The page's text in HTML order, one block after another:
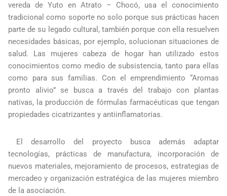
vereda de Yuto en Atrato – Chocó, usa el conocimiento
tradicional como soporte no solo porque sus prácticas hacen
parte de su legado cultural, también porque con ella resuelven
necesidades básicas, por ejemplo, solucionan situaciones de
salud. Las mujeres cabeza de hogar han utilizado estos
conocimientos como medio de subsistencia, tanto para ellas
como para sus familias. Con el emprendimiento “Aromas
pronto alivio” se busca a través del trabajo con plantas
nativas, la producción de fórmulas farmacéuticas que tengan
propiedades cicatrizantes y antiinflamatorias.
El desarrollo del proyecto busca además adaptar
tecnologías, prácticas de manufactura, incorporación de
nuevos materiales, mejoramiento de procesos, estrategias de
mercadeo y organización estratégica de las mujeres miembro
de la asociación.